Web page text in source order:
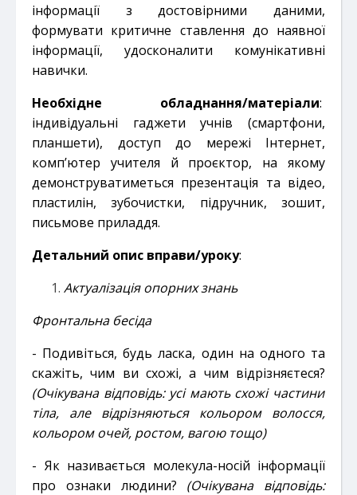
інформації з достовірними даними,
формувати критичне ставлення до наявної
інформації, удосконалити комунікативні
навички.
Необхідне обладнання/матеріали:
індивідуальні гаджети учнів (смартфони,
планшети), доступ до мережі Інтернет,
комп’ютер учителя й проєктор, на якому
демонструватиметься презентація та відео,
пластилін, зубочистки, підручник, зошит,
письмове приладдя.
Детальний опис вправи/уроку:
Актуалізація опорних знань
Фронтальна бесіда
- Подивіться, будь ласка, один на одного та
скажіть, чим ви схожі, а чим відрізняєтеся?
(Очікувана відповідь: усі мають схожі частини
тіла, але відрізняються кольором волосся,
кольором очей, ростом, вагою тощо)
- Як називається молекула-носій інформації
про ознаки людини? (Очікувана відповідь: